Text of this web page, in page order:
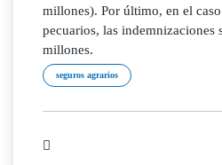
millones). Por último, en el
pecuarios, las indemnizaciones
millones.
seguros agrarios